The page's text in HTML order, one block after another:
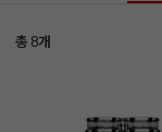
총 8개